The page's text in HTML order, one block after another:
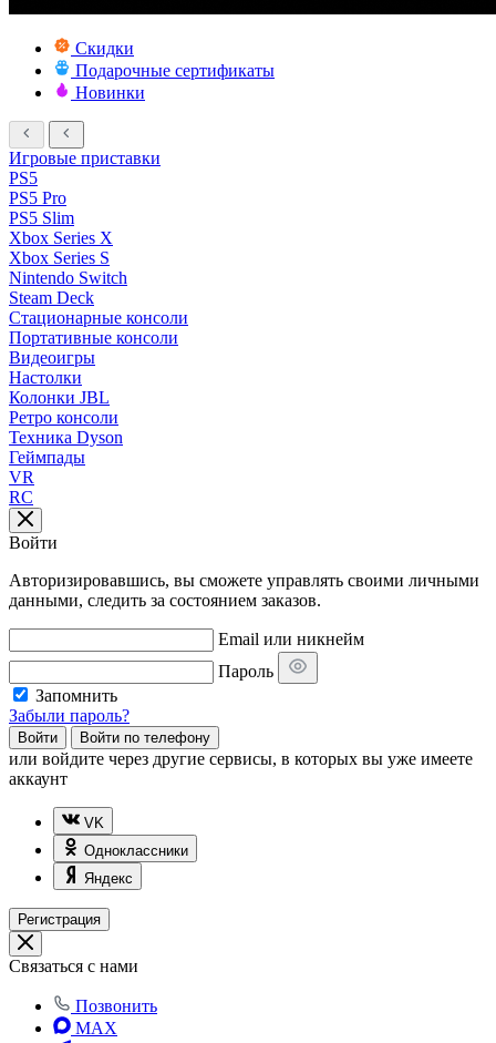
Скидки
Подарочные сертификаты
Новинки
Игровые приставки
PS5
PS5 Pro
PS5 Slim
Xbox Series X
Xbox Series S
Nintendo Switch
Steam Deck
Стационарные консоли
Портативные консоли
Видеоигры
Настолки
Колонки JBL
Ретро консоли
Техника Dyson
Геймпады
VR
RC
Войти
Авторизировавшись, вы сможете управлять своими личными
данными, следить за состоянием заказов.
Email или никнейм
Пароль
Запомнить
Забыли пароль?
Войти Войти по телефону
или войдите через другие сервисы, в которых вы уже имеете
аккаунт
VK
Одноклассники
Яндекс
Регистрация
Связаться с нами
Позвонить
MAX